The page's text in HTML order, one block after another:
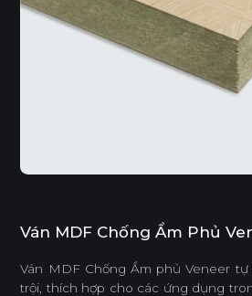
Ván MDF Chống Ẩm Phủ
Ván MDF Chống Ẩm phủ Veneer
trội, thích hợp cho các ứng dụng